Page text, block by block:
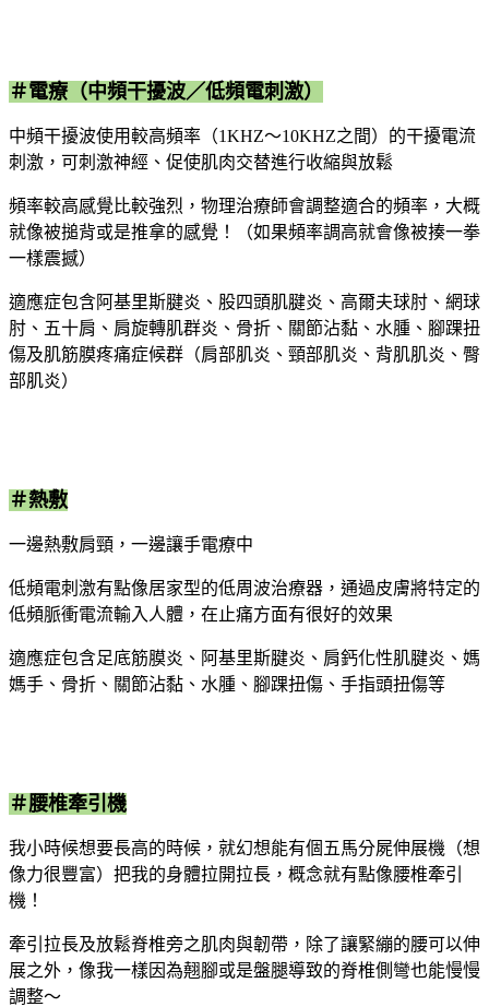
＃電療（中頻干擾波／低頻電刺激）
中頻干擾波使用較高頻率（1KHZ～10KHZ之間）的干擾電流
刺激，可刺激神經、促使肌肉交替進行收縮與放鬆
頻率較高感覺比較強烈，物理治療師會調整適合的頻率，大概
就像被搥背或是推拿的感覺！（如果頻率調高就會像被揍一拳
一樣震撼）
適應症包含阿基里斯腱炎、股四頭肌腱炎、高爾夫球肘、網球
肘、五十肩、肩旋轉肌群炎、骨折、關節沾黏、水腫、腳踝扭
傷及肌筋膜疼痛症候群（肩部肌炎、頸部肌炎、背肌肌炎、臀
部肌炎）
＃熱敷
一邊熱敷肩頸，一邊讓手電療中
低頻電刺激有點像居家型的低周波治療器，通過皮膚將特定的
低頻脈衝電流輸入人體，在止痛方面有很好的效果
適應症包含足底筋膜炎、阿基里斯腱炎、肩鈣化性肌腱炎、媽
媽手、骨折、關節沾黏、水腫、腳踝扭傷、手指頭扭傷等
＃腰椎牽引機
我小時候想要長高的時候，就幻想能有個五馬分屍伸展機（想
像力很豐富）把我的身體拉開拉長，概念就有點像腰椎牽引
機！
牽引拉長及放鬆脊椎旁之肌肉與韌帶，除了讓緊繃的腰可以伸
展之外，像我一樣因為翹腳或是盤腿導致的脊椎側彎也能慢慢
調整～